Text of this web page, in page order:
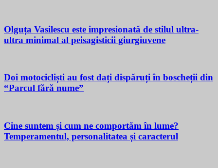
Olguța Vasilescu este impresionată de stilul ultra-
ultra minimal al peisagisticii giurgiuvene
Doi motocicliști au fost dați dispăruți în boscheții din
“Parcul fără nume”
Cine suntem și cum ne comportăm în lume?
Temperamentul, personalitatea și caracterul